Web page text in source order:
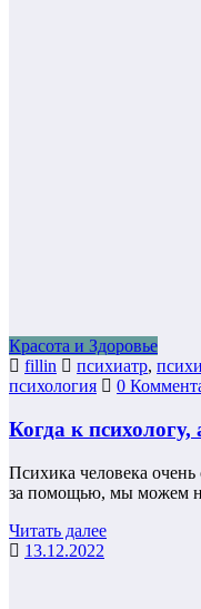
Красота и Здоровье
fillin
психиатр,
психология
0
Когда к психологу,
Психика человека
за помощью, мы можем
Читать далее
13.12.2022